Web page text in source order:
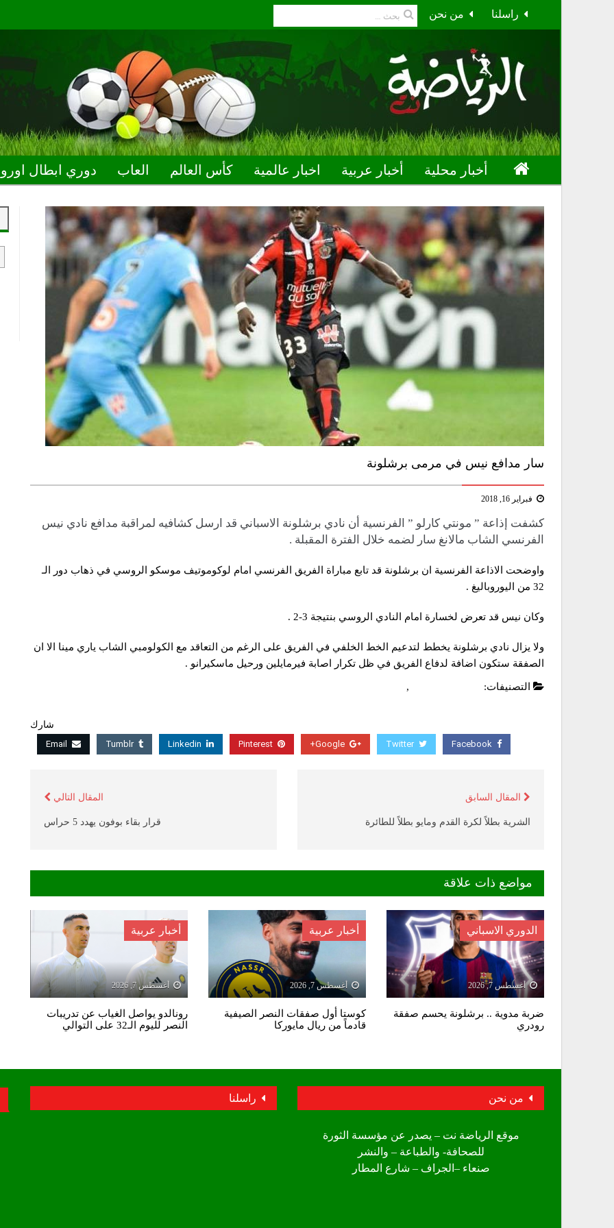
من نحن راسلنا
أخبار محلية أخبار عربية اخبار عالمية كأس العالم العاب دوري ابطال
سار مدافع نيس في مرمى برشلونة
فبراير 16, 2018
كشفت إذاعة ” ​مونتي كارلو​ ” الفرنسية أن نادي ​برشلونة​ الاسباني قد ارسل ​كشافيه​ لمراقبة مدافع ​نادي نيس
الفرنسي​ الشاب ​مالانغ سار​ لضمه خلال الفترة المقبلة .
واوضحت الاذاعة الفرنسية ان برشلونة قد تابع مباراة الفريق الفرنسي امام لوكوموتيف موسكو الروسي في ذهاب دور الـ
32 من اليوروباليغ .
وكان نيس قد تعرض لخسارة امام النادي الروسي بنتيجة 3-2 .
ولا يزال نادي برشلونة يخطط لتدعيم الخط الخلفي في الفريق على الرغم من التعاقد مع الكولومبي الشاب ​ياري مينا​ الا ان
الصفقة ستكون اضافة لدفاع الفريق في ظل تكرار اصابة ​فيرمايلين​ ورحيل ماسكيرانو .
التصنيفات: ,
شارك
Facebook
Twitter
Google+
Pinterest
Linkedin
Tumblr
Email
المقال السابق
الشرية بطلاً لكرة القدم ومايو بطلاً للطائرة
المقال التالي
قرار بقاء بوفون يهدد 5 حراس
مواضع ذات علاقة
الدوري الاسباني
أغسطس 7, 2026
ضربة مدوية .. برشلونة يحسم صفقة
رودري
أخبار عربية
أغسطس 7, 2026
كوستا أول صفقات النصر الصيفية
قادماً من ريال مايوركا
أخبار عربية
أغسطس 7, 2026
رونالدو يواصل الغياب عن تدريبات
النصر لليوم الـ32 على التوالي
من نحن
موقع الرياضة نت – يصدر عن مؤسسة الثورة
للصحافة- والطباعة – والنشر
صنعاء –الجراف – شارع المطار
راسلنا